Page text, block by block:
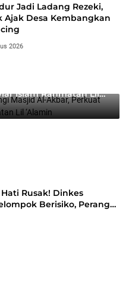
Jadi Ladang Rezeki,
Ajak Desa Kembangkan
2026
Masjid Al-Akbar,
Islam Rahmatan Lil
Rusak! Dinkes
Berisiko, Perang